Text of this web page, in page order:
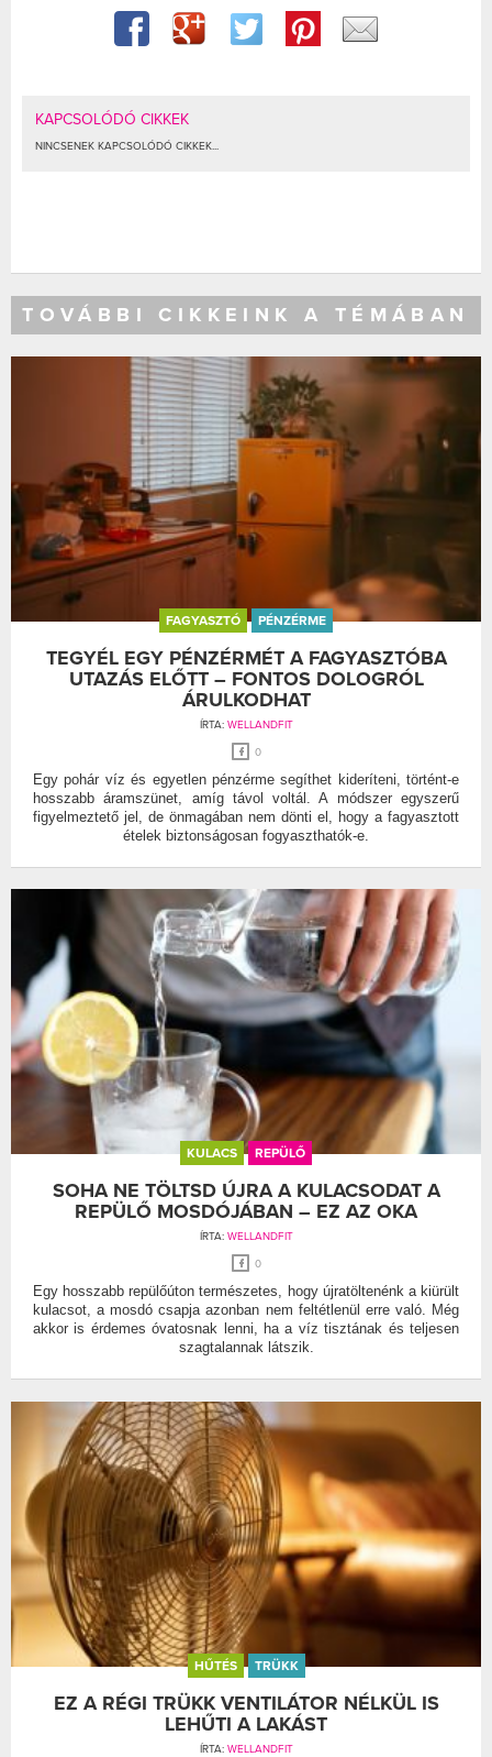
KAPCSOLÓDÓ CIKKEK
NINCSENEK KAPCSOLÓDÓ CIKKEK...
TOVÁBBI CIKKEINK A TÉMÁBAN
FAGYASZTÓ PÉNZÉRME
TEGYÉL EGY PÉNZÉRMÉT A FAGYASZTÓBA
UTAZÁS ELŐTT – FONTOS DOLOGRÓL
ÁRULKODHAT
ÍRTA: WELLANDFIT
0
Egy pohár víz és egyetlen pénzérme segíthet kideríteni, történt-e
hosszabb áramszünet, amíg távol voltál. A módszer egyszerű
figyelmeztető jel, de önmagában nem dönti el, hogy a fagyasztott
ételek biztonságosan fogyaszthatók-e.
KULACS REPÜLŐ
SOHA NE TÖLTSD ÚJRA A KULACSODAT A
REPÜLŐ MOSDÓJÁBAN – EZ AZ OKA
ÍRTA: WELLANDFIT
0
Egy hosszabb repülőúton természetes, hogy újratöltenénk a kiürült
kulacsot, a mosdó csapja azonban nem feltétlenül erre való. Még
akkor is érdemes óvatosnak lenni, ha a víz tisztának és teljesen
szagtalannak látszik.
HŰTÉS TRÜKK
EZ A RÉGI TRÜKK VENTILÁTOR NÉLKÜL IS
LEHŰTI A LAKÁST
ÍRTA: WELLANDFIT